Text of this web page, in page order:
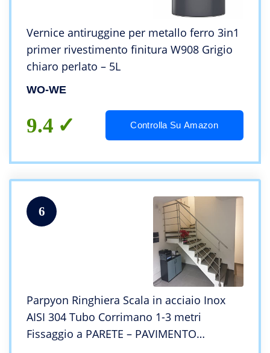
Vernice antiruggine per metallo ferro 3in1
primer rivestimento finitura W908 Grigio
chiaro perlato – 5L
WO-WE
9.4 Controlla Su Amazon
6
Parpyon Ringhiera Scala in acciaio Inox
AISI 304 Tubo Corrimano 1-3 metri
Fissaggio a PARETE – PAVIMENTO